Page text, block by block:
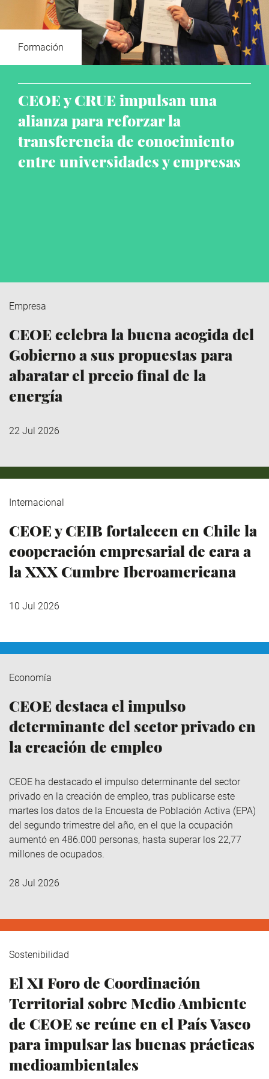
Formación
CEOE y CRUE impulsan una
alianza para reforzar la
transferencia de conocimiento
entre universidades y empresas
Empresa
CEOE celebra la buena acogida del
Gobierno a sus propuestas para
abaratar el precio final de la
energía
22 Jul 2026
Internacional
CEOE y CEIB fortalecen en Chile la
cooperación empresarial de cara a
la XXX Cumbre Iberoamericana
10 Jul 2026
Economía
CEOE destaca el impulso
determinante del sector privado en
la creación de empleo
CEOE ha destacado el impulso determinante del sector
privado en la creación de empleo, tras publicarse este
martes los datos de la Encuesta de Población Activa (EPA)
del segundo trimestre del año, en el que la ocupación
aumentó en 486.000 personas, hasta superar los 22,77
millones de ocupados.
28 Jul 2026
Sostenibilidad
El XI Foro de Coordinación
Territorial sobre Medio Ambiente
de CEOE se reúne en el País Vasco
para impulsar las buenas prácticas
medioambientales